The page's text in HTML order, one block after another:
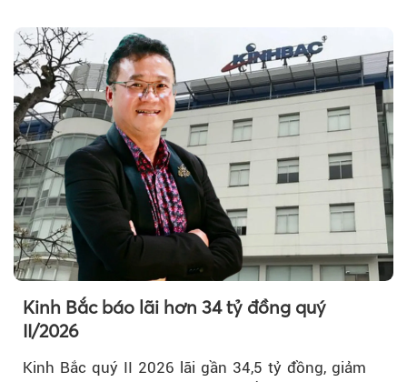
Kinh Bắc báo lãi hơn 34 tỷ đồng quý
II/2026
Kinh Bắc quý II 2026 lãi gần 34,5 tỷ đồng, giảm